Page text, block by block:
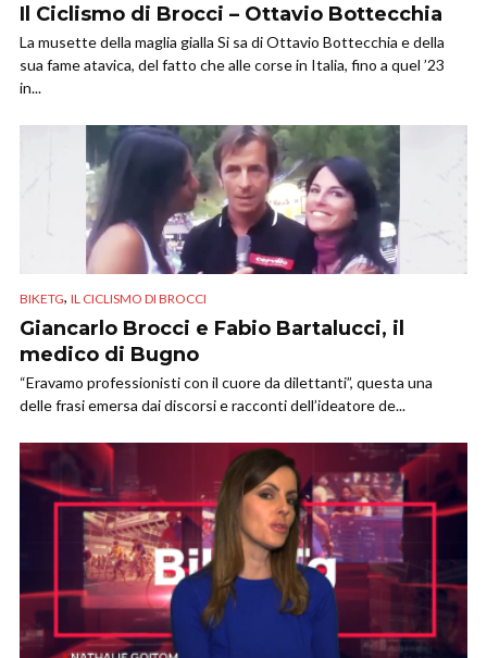
Il Ciclismo di Brocci – Ottavio Bottecchia
La musette della maglia gialla Si sa di Ottavio Bottecchia e della
sua fame atavica, del fatto che alle corse in Italia, fino a quel ’23
in...
BIKETG, IL CICLISMO DI BROCCI
Giancarlo Brocci e Fabio Bartalucci, il
medico di Bugno
“Eravamo professionisti con il cuore da dilettanti”, questa una
delle frasi emersa dai discorsi e racconti dell’ideatore de...